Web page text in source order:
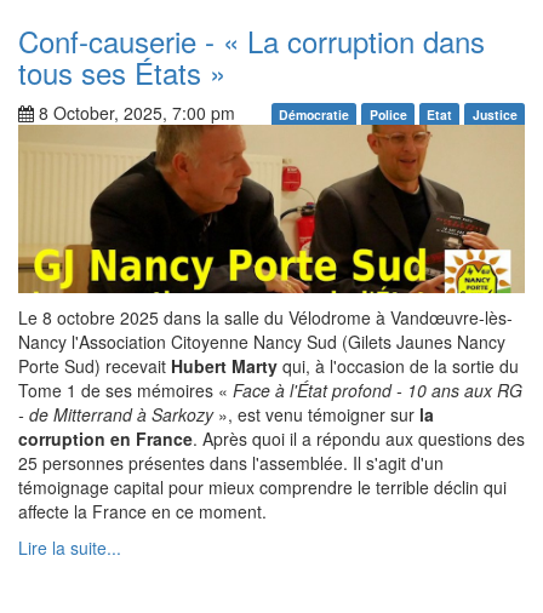
Conf-causerie - « La corruption dans
tous ses États »
8 October, 2025, 7:00 pm Démocratie Police Etat Justice
Le 8 octobre 2025 dans la salle du Vélodrome à Vandœuvre-lès-
Nancy l'Association Citoyenne Nancy Sud (Gilets Jaunes Nancy
Porte Sud) recevait Hubert Marty qui, à l'occasion de la sortie du
Tome 1 de ses mémoires « Face à l'État profond - 10 ans aux RG
- de Mitterrand à Sarkozy», est venu témoigner sur la
corruption en France. Après quoi il a répondu aux questions des
25 personnes présentes dans l'assemblée. Il s'agit d'un
témoignage capital pour mieux comprendre le terrible déclin qui
affecte la France en ce moment.
Lire la suite...